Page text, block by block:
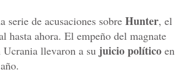
serie de acusaciones sobre Hunter, el
hasta ahora. El empeño del magnate
Ucrania llevaron a su juicio político en